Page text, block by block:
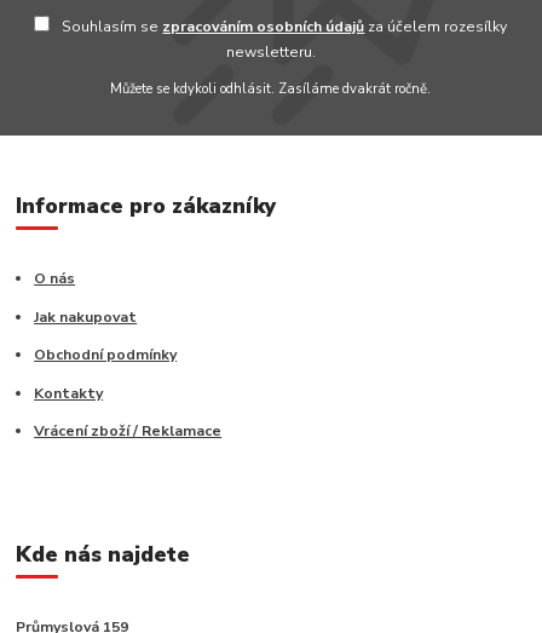
Souhlasím se zpracováním osobních údajů za účelem rozesílky
newsletteru.
Můžete se kdykoli odhlásit. Zasíláme dvakrát ročně.
Informace pro zákazníky
O nás
Jak nakupovat
Obchodní podmínky
Kontakty
Vrácení zboží / Reklamace
Kde nás najdete
Průmyslová 159